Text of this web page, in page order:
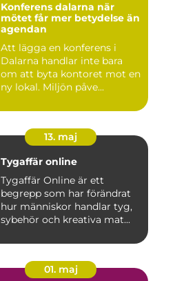
Konferens dalarna när
mötet får mer betydelse än
agendan
Att lägga en konferens i
Dalarna handlar inte bara
om att byta kontoret mot en
ny lokal. Miljön påve...
13. maj
Tygaffär online
Tygaffär Online är ett
begrepp som har förändrat
hur människor handlar tyg,
sybehör och kreativa mat...
01. maj